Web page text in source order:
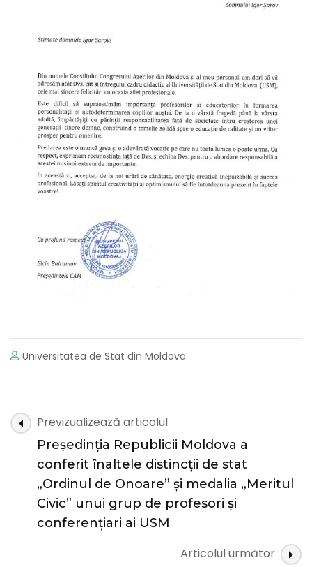
Universitatea de Stat din Moldova
Navigare
în
articole
Previzualizează articolul
Președinția Republicii Moldova a
conferit înaltele distincții de stat
„Ordinul de Onoare” și medalia „Meritul
Civic” unui grup de profesori și
conferențiari ai USM
Articolul următor